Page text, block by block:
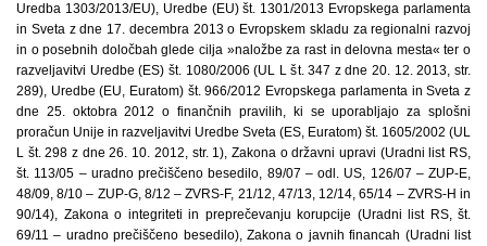
Uredba 1303/2013/EU), Uredbe (EU) št. 1301/2013 Evropskega parlamenta
in Sveta z dne 17. decembra 2013 o Evropskem skladu za regionalni razvoj
in o posebnih določbah glede cilja »naložbe za rast in delovna mesta« ter o
razveljavitvi Uredbe (ES) št. 1080/2006 (UL L št. 347 z dne 20. 12. 2013, str.
289), Uredbe (EU, Euratom) št. 966/2012 Evropskega parlamenta in Sveta z
dne 25. oktobra 2012 o finančnih pravilih, ki se uporabljajo za splošni
proračun Unije in razveljavitvi Uredbe Sveta (ES, Euratom) št. 1605/2002 (UL
L št. 298 z dne 26. 10. 2012, str. 1), Zakona o državni upravi (Uradni list RS,
št. 113/05 – uradno prečiščeno besedilo, 89/07 – odl. US, 126/07 – ZUP-E,
48/09, 8/10 – ZUP-G, 8/12 – ZVRS-F, 21/12, 47/13, 12/14, 65/14 – ZVRS-H in
90/14), Zakona o integriteti in preprečevanju korupcije (Uradni list RS, št.
69/11 – uradno prečiščeno besedilo), Zakona o javnih financah (Uradni list